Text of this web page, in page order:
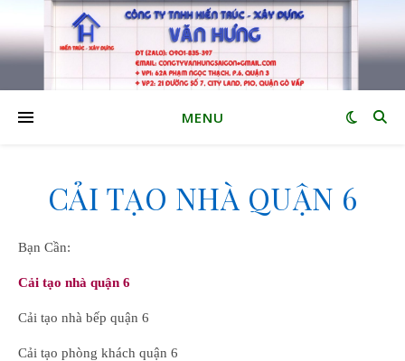
MENU
CẢI TẠO NHÀ QUẬN 6
Bạn Cần:
Cải tạo nhà quận 6
Cải tạo nhà bếp quận 6
Cải tạo phòng khách quận 6